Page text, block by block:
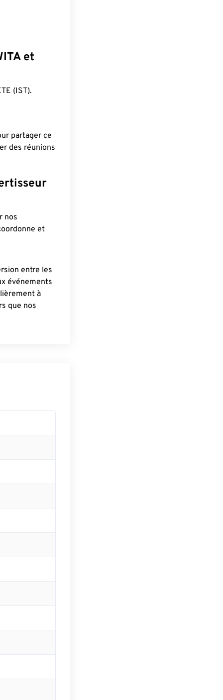
et
(IST).
partager ce
des réunions
nos
et
entre les
événements
à
que nos